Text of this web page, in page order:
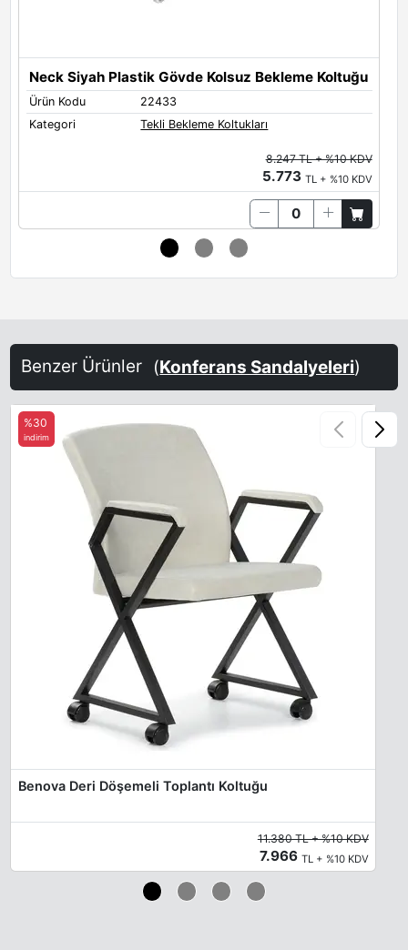
Neck Siyah Plastik Gövde Kolsuz Bekleme Koltuğu
Ürün Kodu
22433
Kategori
Tekli Bekleme Koltukları
8.247 TL + %10 KDV
5.773 TL + %10 KDV
Benzer Ürünler (Konferans Sandalyeleri)
Benova Deri Döşemeli Toplantı Koltuğu
%30
indirim
11.380 TL + %10 KDV
7.966 TL + %10 KDV